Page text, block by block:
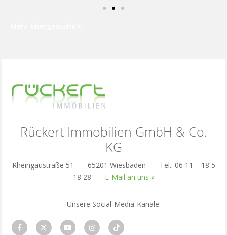
Rückert Immobilien GmbH & Co.
KG
Rheingaustraße 51 · 65201 Wiesbaden · Tel.: 06 11 – 18 5
18 28 · E-Mail an uns »
Unsere Social-Media-Kanäle: